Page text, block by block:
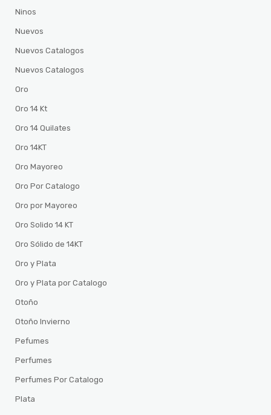
Ninos
Nuevos
Nuevos Catalogos
Nuevos Catalogos
Oro
Oro 14 Kt
Oro 14 Quilates
Oro 14KT
Oro Mayoreo
Oro Por Catalogo
Oro por Mayoreo
Oro Solido 14 KT
Oro Sólido de 14KT
Oro y Plata
Oro y Plata por Catalogo
Otoño
Otoño Invierno
Pefumes
Perfumes
Perfumes Por Catalogo
Plata